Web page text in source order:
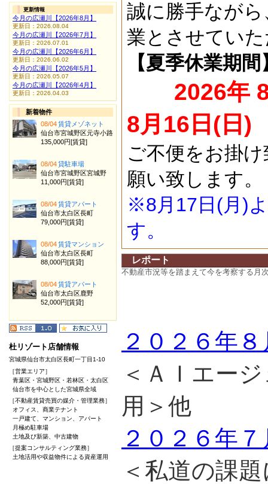
誠に勝手なが
業とさせてい
【夏季休業期間
2026年
8月16日(日)
ご不便をお掛
願い致します。
※8月17日(月)
す。
レポート
不動産市況等を踏まえて今を考察する月
２０２６年
＜ＡＩエー
用＞他
２０２６年
＜私道の課
更新情報
今月の広瀬川【2026年8月】
更新日：2026.08.04
今月の広瀬川【2026年7月】
更新日：2026.07.01
今月の広瀬川【2026年6月】
更新日：2026.06.02
今月の広瀬川【2026年5月】
更新日：2026.05.07
今月の広瀬川【2026年4月】
更新日：2026.04.03
新着物件
08/04賃貸メゾネット
仙台市宮城野区元寺小路
135,000円[賃貸]
08/04貸駐車場
仙台市宮城野区宮城野
11,000円[賃貸]
08/04賃貸アパート
仙台市太白区長町
79,000円[賃貸]
08/04賃貸マンション
仙台市太白区長町
88,000円[賃貸]
08/04賃貸アパート
仙台市太白区鹿野
52,000円[賃貸]
杜リゾート店舗情報
宮城県仙台市太白区長町一丁目1-10
［営業エリア］
青葉区・宮城野区・若林区・太白区
仙台市を中心とした宮城県全域
［不動産賃貸売買の媒介・管理業務］
オフィス、商業テナント
一戸建て、マンション、アパート
月極め駐車場
土地及び新築、中古建物
［提案コンサルティング業務］
土地活用や収益物件による資産運用